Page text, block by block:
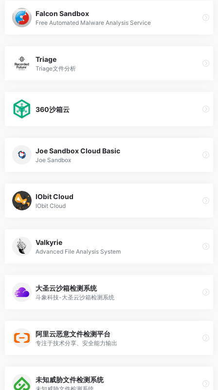
Falcon Sandbox
Free Automated Malware Analysis Service
Triage
Triage文件分析
360沙箱云
Joe Sandbox Cloud Basic
Joe Sandbox
IObit Cloud
IObit Cloud
Valkyrie
Advanced File Analysis System
大圣云沙箱检测系统
斗象科技-大圣云沙箱检测系统
阿里云恶意文件检测平台
专注于技术分享、安全能力输出
未知威胁文件检测系统
未知威胁文件检测系统